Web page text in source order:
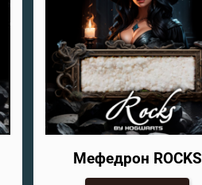
Мефедрон ROCKS